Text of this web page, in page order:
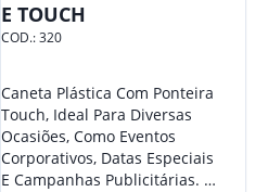
E TOUCH
COD.:320
Caneta Plástica Com Ponteira
Touch, Ideal Para Diversas
Ocasiões, Como Eventos
Corporativos, Datas Especiais
E Campanhas Publicitárias. O